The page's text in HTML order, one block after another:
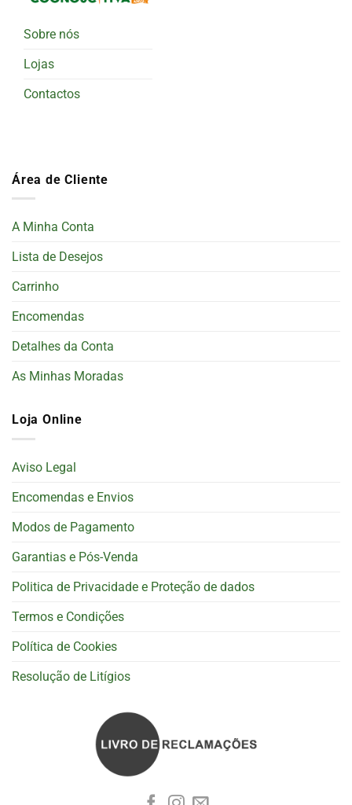
Sobre nós
Lojas
Contactos
Área de Cliente
A Minha Conta
Lista de Desejos
Carrinho
Encomendas
Detalhes da Conta
As Minhas Moradas
Loja Online
Aviso Legal
Encomendas e Envios
Modos de Pagamento
Garantias e Pós-Venda
Politica de Privacidade e Proteção de dados
Termos e Condições
Política de Cookies
Resolução de Litígios